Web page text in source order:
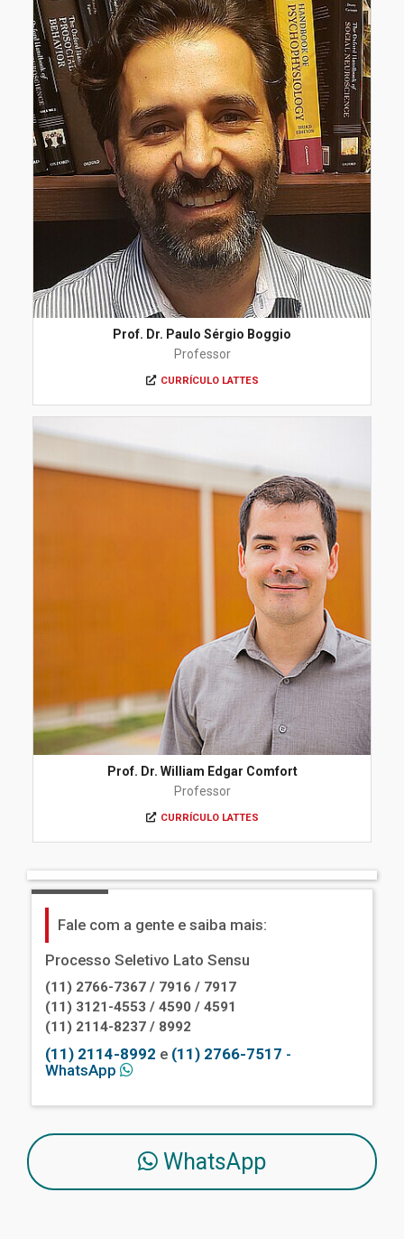
Prof. Dr. Paulo Sérgio Boggio
Professor
CURRÍCULO LATTES
Prof. Dr. William Edgar Comfort
Professor
CURRÍCULO LATTES
Fale com a gente e saiba mais:
Processo Seletivo Lato Sensu
(11) 2766-7367 / 7916 / 7917
(11) 3121-4553 / 4590 / 4591
(11) 2114-8237 / 8992
(11) 2114-8992 e (11) 2766-7517 -
WhatsApp
WhatsApp